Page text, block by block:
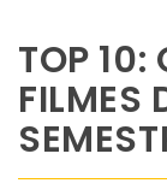
TOP 10:
FILMES